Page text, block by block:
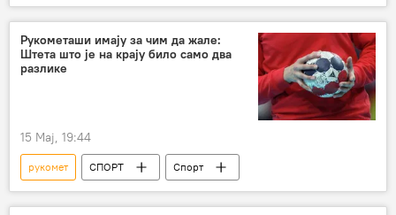
Остали спортови
Рукометаши имају за чим да жале:
Штета што је на крају било само два
разлике
15 Мај, 19:44
рукомет СПОРТ Спорт